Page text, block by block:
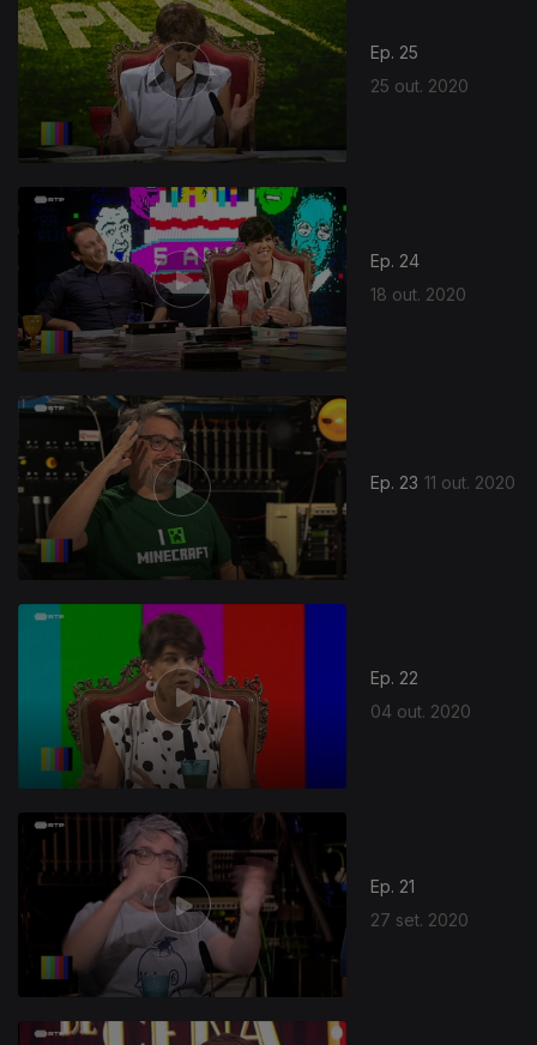
Ep. 25
25 out. 2020
Ep. 24
18 out. 2020
Ep. 23 11 out. 2020
498347
Ep. 22
04 out. 2020
Ep. 21
27 set. 2020